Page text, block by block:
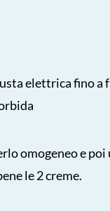
elettrica fino a
omogeneo e
le 2 creme.